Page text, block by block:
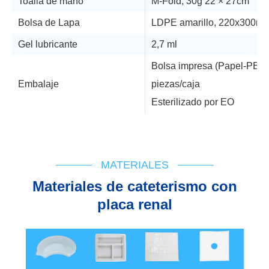
Bolsa de Lapa LDPE amarillo,
Gel lubricante 2,7 ml
Embalaje
Bolsa impresa (Papel-
piezas/caja
Esterilizado por EO
MATERIALES
Materiales de cateterismo con
placa renal